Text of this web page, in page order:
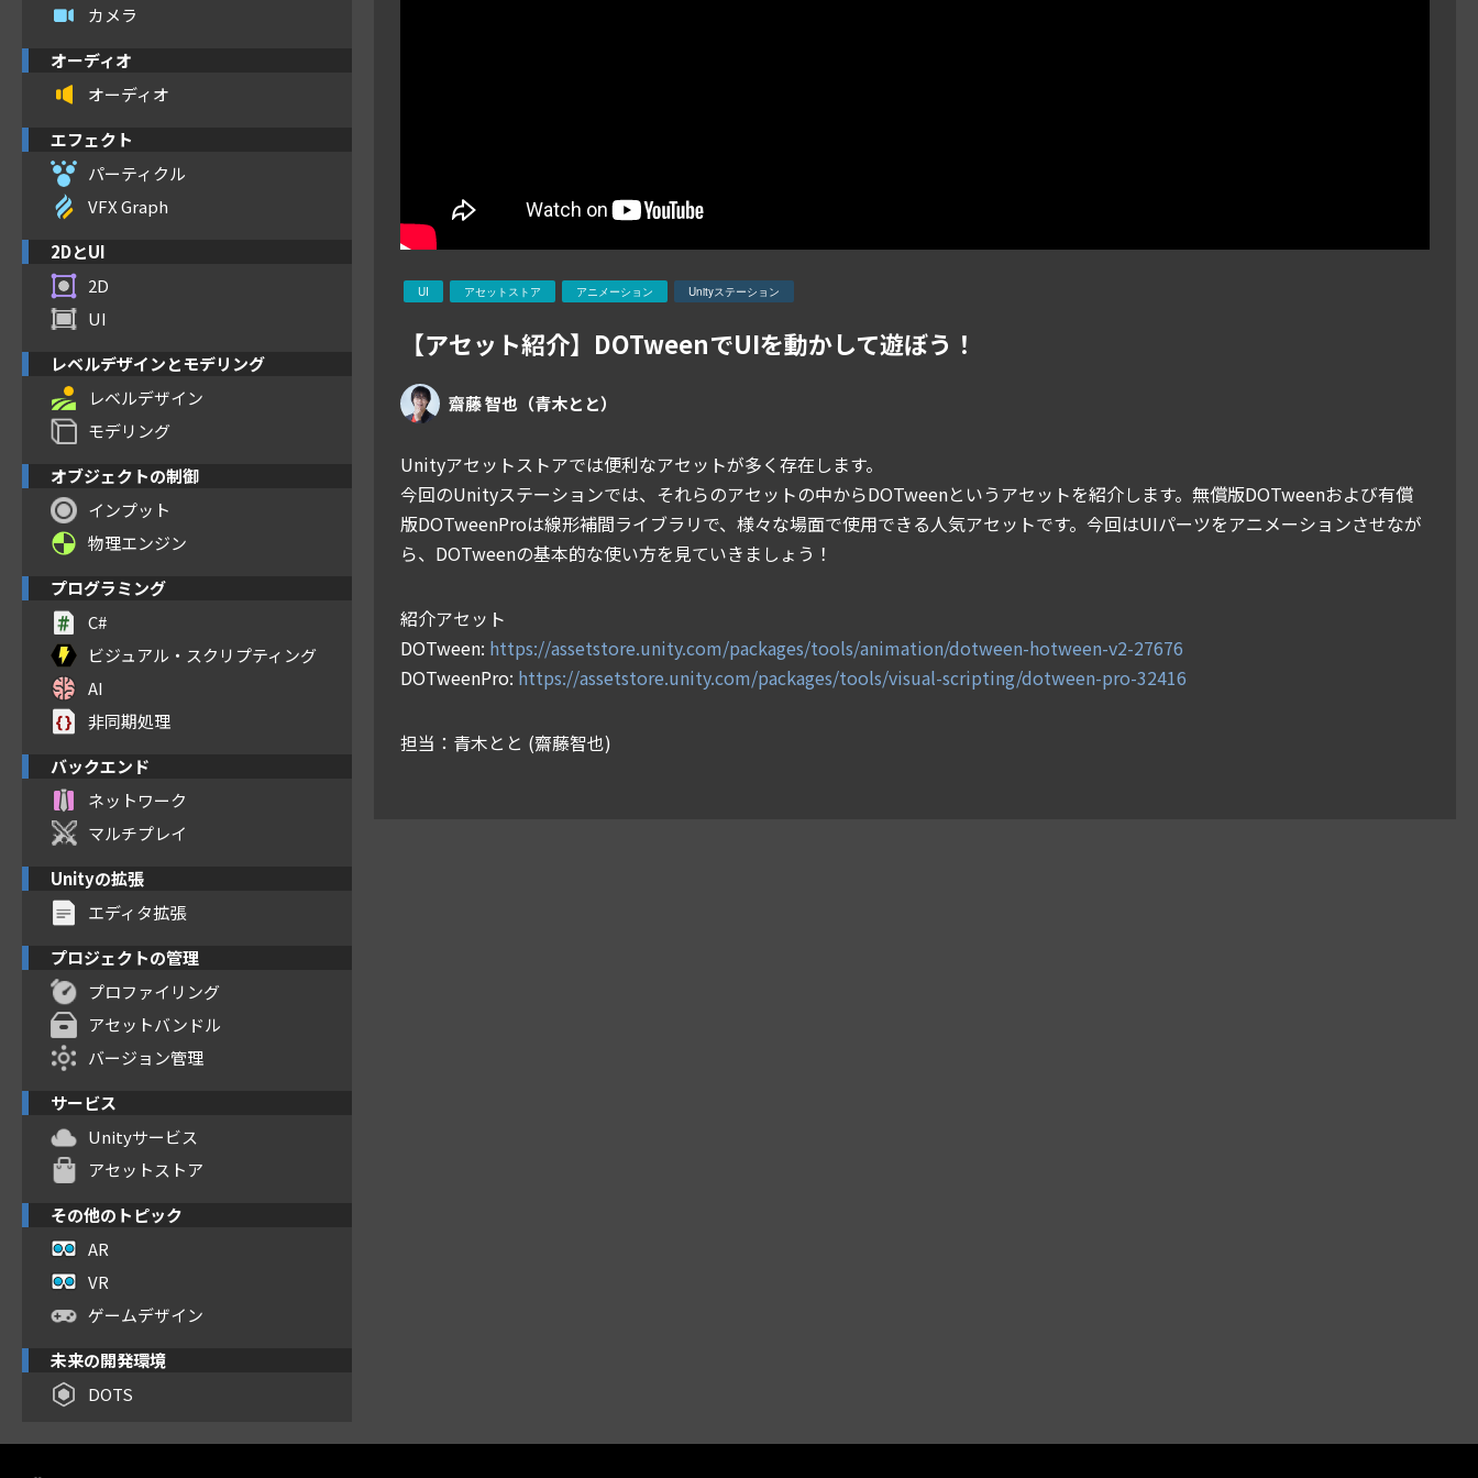
カメラ
オーディオ
オーディオ
エフェクト
パーティクル
VFX Graph
2DとUI
2D
UI
レベルデザインとモデリング
レベルデザイン
モデリング
オブジェクトの制御
インプット
物理エンジン
プログラミング
C#
ビジュアル・スクリプティング
AI
非同期処理
バックエンド
ネットワーク
マルチプレイ
Unityの拡張
エディタ拡張
プロジェクトの管理
プロファイリング
アセットバンドル
バージョン管理
サービス
Unityサービス
アセットストア
その他のトピック
AR
VR
ゲームデザイン
未来の開発環境
DOTS
UI アセットストア アニメーション Unityステーション
【アセット紹介】DOTweenでUIを動かして遊ぼう！
齋藤 智也（青木とと）
Unityアセットストアでは便利なアセットが多く存在します。
今回のUnityステーションでは、それらのアセットの中からDOTweenというアセットを紹介します。無償版DOTweenおよび有償
版DOTweenProは線形補間ライブラリで、様々な場面で使用できる人気アセットです。今回はUIパーツをアニメーションさせなが
ら、DOTweenの基本的な使い方を見ていきましょう！
紹介アセット
DOTween: https://assetstore.unity.com/packages/tools/animation/dotween-hotween-v2-27676
DOTweenPro: https://assetstore.unity.com/packages/tools/visual-scripting/dotween-pro-32416
担当：青木とと (齋藤智也)